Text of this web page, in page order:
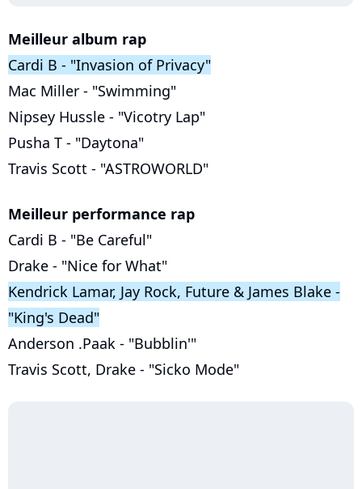
Meilleur album rap
Cardi B - "Invasion of Privacy"
Mac Miller - "Swimming"
Nipsey Hussle - "Vicotry Lap"
Pusha T - "Daytona"
Travis Scott - "ASTROWORLD"
Meilleur performance rap
Cardi B - "Be Careful"
Drake - "Nice for What"
Kendrick Lamar, Jay Rock, Future & James Blake -
"King's Dead"
Anderson .Paak - "Bubblin'"
Travis Scott, Drake - "Sicko Mode"